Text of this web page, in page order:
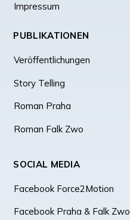
Impressum
PUBLIKATIONEN
Veröffentlichungen
Story Telling
Roman Praha
Roman Falk Zwo
SOCIAL MEDIA
Facebook Force2Motion
Facebook Praha & Falk Zwo